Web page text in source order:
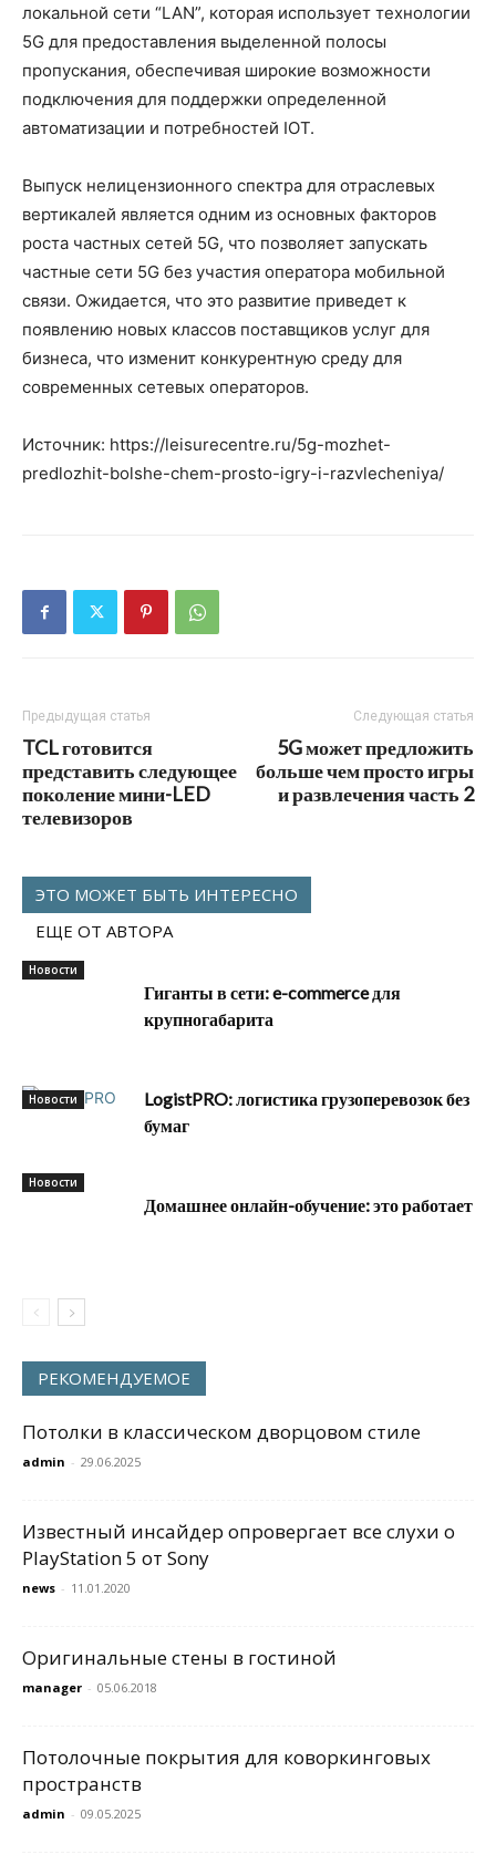
локальной сети “LAN”, которая использует технологии
5G для предоставления выделенной полосы
пропускания, обеспечивая широкие возможности
подключения для поддержки определенной
автоматизации и потребностей IOT.
Выпуск нелицензионного спектра для отраслевых
вертикалей является одним из основных факторов
роста частных сетей 5G, что позволяет запускать
частные сети 5G без участия оператора мобильной
связи. Ожидается, что это развитие приведет к
появлению новых классов поставщиков услуг для
бизнеса, что изменит конкурентную среду для
современных сетевых операторов.
Источник: https://leisurecentre.ru/5g-mozhet-
predlozhit-bolshe-chem-prosto-igry-i-razvlecheniya/
Предыдущая статья
TCL готовится
представить следующее
поколение мини-LED
телевизоров
Следующая статья
5G может предложить
больше чем просто игры
и развлечения часть 2
ЭТО МОЖЕТ БЫТЬ ИНТЕРЕСНО
ЕЩЕ ОТ АВТОРА
Новости
Гиганты в сети: e-commerce для
крупногабарита
Новости
LogistPRO: логистика грузоперевозок без
бумаг
Новости
Домашнее онлайн-обучение: это работает
РЕКОМЕНДУЕМОЕ
Потолки в классическом дворцовом стиле
admin - 29.06.2025
Известный инсайдер опровергает все слухи о
PlayStation 5 от Sony
news - 11.01.2020
Оригинальные стены в гостиной
manager - 05.06.2018
Потолочные покрытия для коворкинговых
пространств
admin - 09.05.2025